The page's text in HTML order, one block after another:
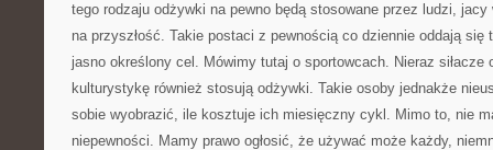
tego rodzaju odżywki na pewno będą stosowane przez ludzi,
na przyszłość. Takie postaci z pewnością co dziennie oddają się
jasno określony cel. Mówimy tutaj o sportowcach. Nieraz siłacze
kulturystykę również stosują odżywki. Takie osoby jednakże
sobie wyobrazić, ile kosztuje ich miesięczny cykl. Mimo to, nie
niepewności. Mamy prawo ogłosić, że używać może każdy,